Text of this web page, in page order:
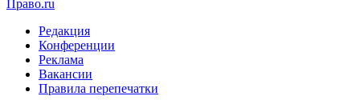
Право.ru
Редакция
Конференции
Реклама
Вакансии
Правила перепечатки